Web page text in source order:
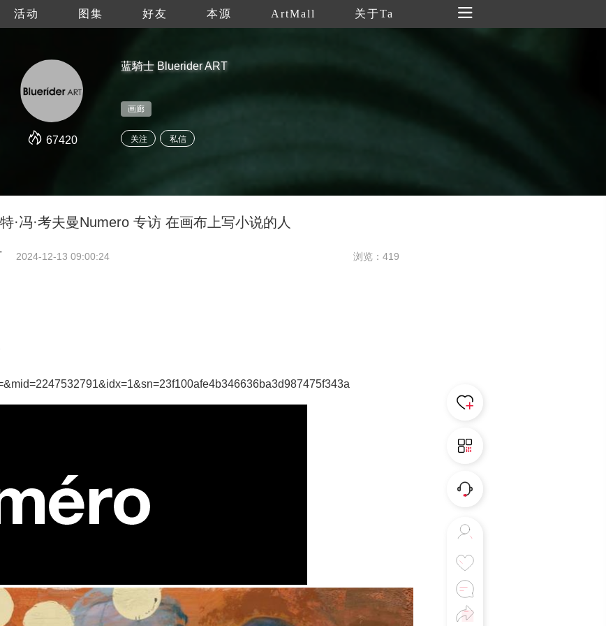
活动 图集 好友 本源 ArtMall 关于Ta
67420
蓝騎士 Bluerider ART
画廊
关注 私信
·冯·考夫曼Numero 专访 在画布上写小说的人
2024-12-13 09:00:24 浏览：419